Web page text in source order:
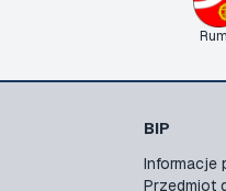
BIP
Informacje
Przedmiot